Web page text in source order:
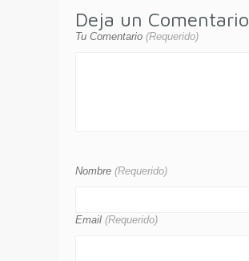
Deja un Comentario
Tu Comentario (Requerido)
Nombre (Requerido)
Email (Requerido)